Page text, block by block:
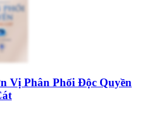
Vị Phân Phối Độc Quyền